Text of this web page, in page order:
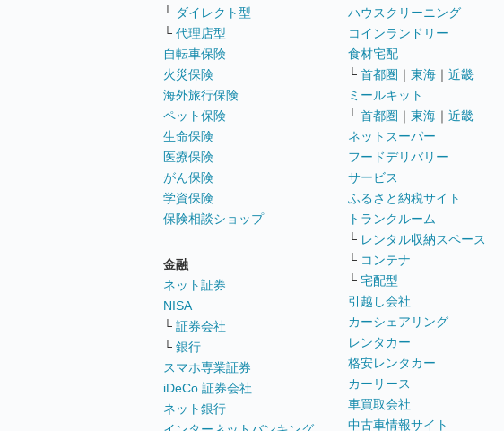
└ ダイレクト型
└ 代理店型
自転車保険
火災保険
海外旅行保険
ペット保険
生命保険
医療保険
がん保険
学資保険
保険相談ショップ
金融
ネット証券
NISA
└ 証券会社
└ 銀行
スマホ専業証券
iDeCo 証券会社
ネット銀行
ハウスクリーニング
コインランドリー
食材宅配
└ 首都圏 ｜ 東海 ｜ 近畿
ミールキット
└ 首都圏 ｜ 東海 ｜ 近畿
ネットスーパー
フードデリバリー
サービス
ふるさと納税サイト
トランクルーム
└ レンタル収納スペース
└ コンテナ
└ 宅配型
引越し会社
カーシェアリング
レンタカー
格安レンタカー
カーリース
車買取会社
中古車情報サイト